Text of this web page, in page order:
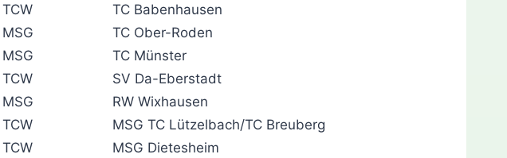
TCW
TC Babenhausen
MSG
TC Ober-Roden
MSG
TC Münster
TCW
SV Da-Eberstadt
MSG
RW Wixhausen
TCW
MSG TC Lützelbach/TC Breuberg
TCW
MSG Dietesheim